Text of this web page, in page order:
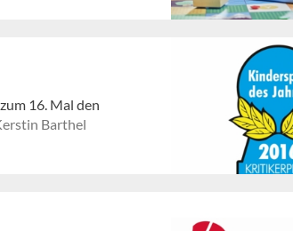
16. Mal den
Barthel